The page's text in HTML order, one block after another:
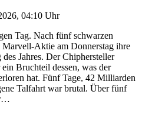
04:10 Uhr
Tag. Nach fünf schwarzen
Aktie am Donnerstag ihre
Jahres. Der Chiphersteller
Bruchteil dessen, was der
hat. Fünf Tage, 42 Milliarden
Talfahrt war brutal. Über fünf